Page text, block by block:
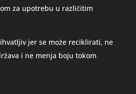
za upotrebu u različitim
jer se može reciklirati, ne
i ne menja boju tokom